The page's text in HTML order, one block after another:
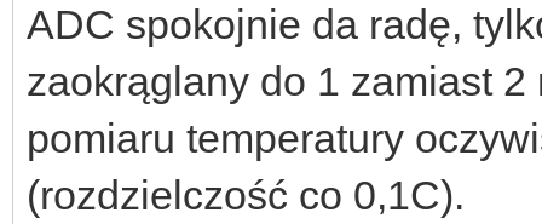
ADC spokojnie da radę,
zaokrąglany do 1 zamiast
pomiaru temperatury
(rozdzielczość co 0,1C).